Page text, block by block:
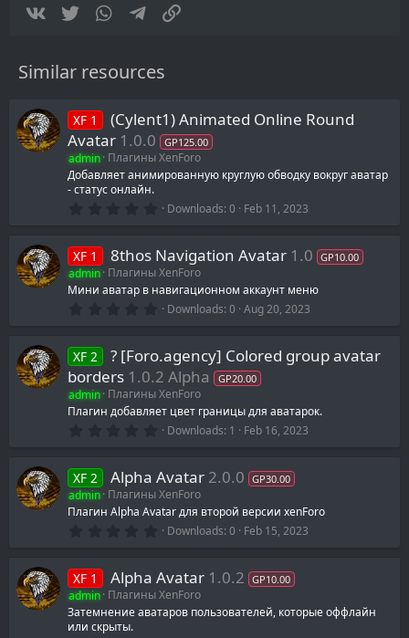
Vkontakte
Twitter WhatsAppTelegram
Similar resources
XF 1
(Cylent1) Animated Online Round
Avatar 1.0.0 GP125.00
admin Плагины XenForo
Добавляет анимированную круглую обводку вокруг аватар
- статус онлайн.
0
0
s
t
a
r
Downloads 0 Feb 11, 2023
XF 1 8thos Navigation Avatar 1.0 GP10.00
admin Плагины XenForo
Мини аватар в навигационном аккаунт меню
0
s
t
a
r
(
Downloads 0 Aug 20, 2023
XF 2
? [Foro.agency] Colored group avatar
borders 1.0.2 Alpha GP20.00
admin Плагины XenForo
Плагин добавляет цвет границы для аватарок.
0
0
s
t
a
r
Downloads 1 Feb 16, 2023
XF 2 Alpha Avatar 2.0.0 GP30.00
admin Плагины XenForo
Плагин Alpha Avatar для второй версии xenForo
0
0
s
t
a
r
Downloads 0 Feb 15, 2023
XF 1 Alpha Avatar 1.0.2 GP10.00
admin Плагины XenForo
Затемнение аватаров пользователей, которые оффлайн
или скрыты.